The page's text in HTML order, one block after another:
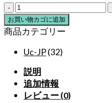
価
格
は
$159.79
で
し
た。
の
価
格
卸
売
19.8%
J-
韓
国
麻
お買い物カゴに追加
商品カテゴリー
Uc-JP(32)
説明
追加情報
レビュー (0)